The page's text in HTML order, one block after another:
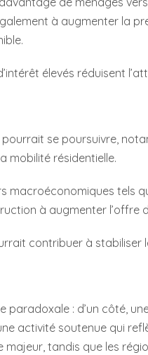
à augmenter la
élevés réduisent
se poursuivre,
mobilité résidentielle.
macroéconomiques tels
à augmenter l’offre
contribuer à stabiliser
: d’un côté,
activité soutenue qui
tandis que les